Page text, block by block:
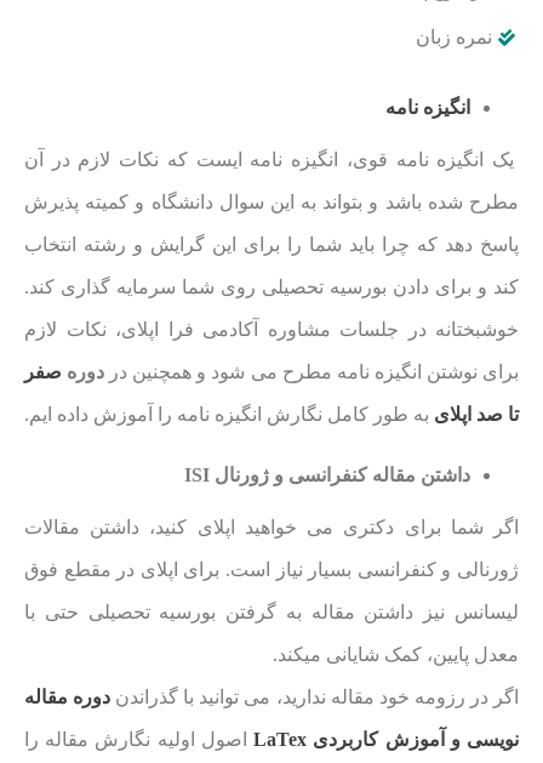
نمره زبان
انگیزه نامه
یک انگیزه نامه قوی، انگیزه نامه ایست که نکات لازم در آن
مطرح شده باشد و بتواند به این سوال دانشگاه و کمیته پذیرش
پاسخ دهد که چرا باید شما را برای این گرایش و رشته انتخاب
کند و برای دادن بورسیه تحصیلی روی شما سرمایه گذاری کند.
خوشبختانه در جلسات مشاوره آکادمی فرا اپلای، نکات لازم
برای نوشتن انگیزه نامه مطرح می شود و همچنین در دوره صفر
تا صد اپلای به طور کامل نگارش انگیزه نامه را آموزش داده ایم.
داشتن مقاله کنفرانسی و ژورنال ISI
اگر شما برای دکتری می خواهید اپلای کنید، داشتن مقالات
ژورنالی و کنفرانسی بسیار نیاز است. برای اپلای در مقطع فوق
لیسانس نیز داشتن مقاله به گرفتن بورسیه تحصیلی حتی با
معدل پایین، کمک شایانی میکند.
اگر در رزومه خود مقاله ندارید، می توانید با گذراندن دوره مقاله
نویسی و آموزش کاربردی LaTex اصول اولیه نگارش مقاله را